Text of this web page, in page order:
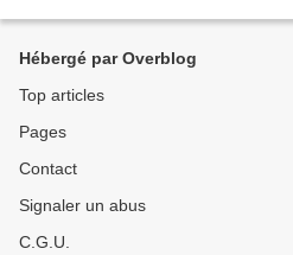
Hébergé par Overblog
Top articles
Pages
Contact
Signaler un abus
C.G.U.